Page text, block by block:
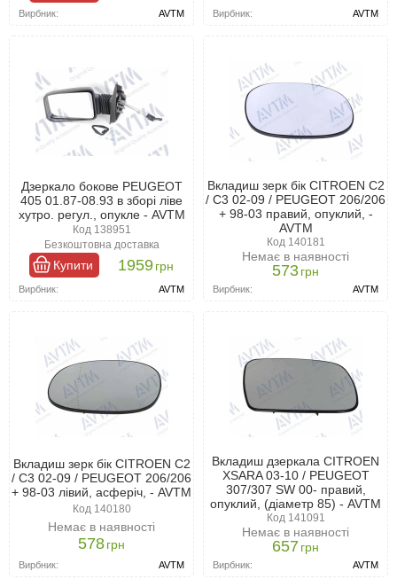
Вирбник: AVTM Вирбник: AVTM
Дзеркало бокове PEUGEOT
405 01.87-08.93 в зборі ліве
хутро. регул., опукле - AVTM
Код 138951
Безкоштовна доставка
Купити 1959грн
Вирбник: AVTM
Вкладиш зерк бік CITROEN C2
/ C3 02-09 / PEUGEOT 206/206
+ 98-03 правий, опуклий, -
AVTM
Код 140181
Немає в наявності
573грн
Вирбник: AVTM
Вкладиш зерк бік CITROEN C2
/ C3 02-09 / PEUGEOT 206/206
+ 98-03 лівий, асферіч, - AVTM
Код 140180
Немає в наявності
578грн
Вирбник: AVTM
Вкладиш дзеркала CITROEN
XSARA 03-10 / PEUGEOT
307/307 SW 00- правий,
опуклий, (діаметр 85) - AVTM
Код 141091
Немає в наявності
657грн
Вирбник: AVTM